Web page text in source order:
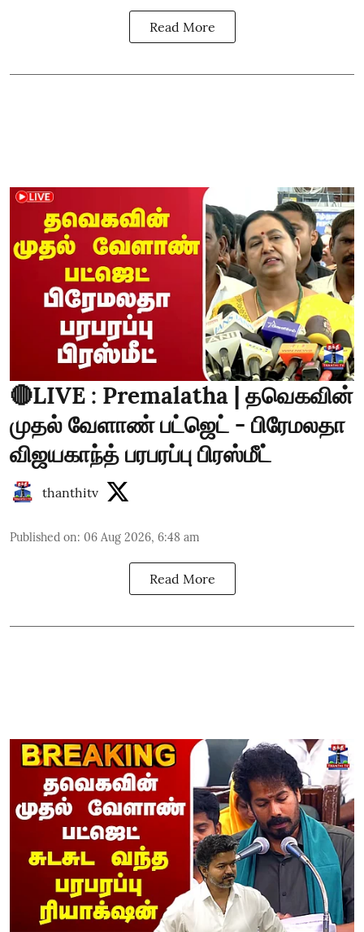
Read More
🔴LIVE : Premalatha | தவெகவின்
முதல் வேளாண் பட்ஜெட் - பிரேமலதா
விஜயகாந்த் பரபரப்பு பிரஸ்மீட்
thanthitv
Published on: 06 Aug 2026, 6:48 am
Read More